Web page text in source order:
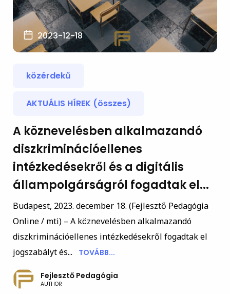
2023-12-18
közérdekű
AKTUÁLIS HÍREK (összes)
A köznevelésben alkalmazandó
diszkriminációellenes
intézkedésekről és a digitális
állampolgárságról fogadtak el...
Budapest, 2023. december 18. (Fejlesztő Pedagógia
Online / mti) – A köznevelésben alkalmazandó
diszkriminációellenes intézkedésekről fogadtak el
jogszabályt és...
TOVÁBB...
Fejlesztő Pedagógia
AUTHOR